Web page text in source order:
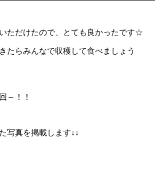
ただけたので、とても良かったです☆
たらみんなで収穫して食べましょう
～！！
写真を掲載します↓↓